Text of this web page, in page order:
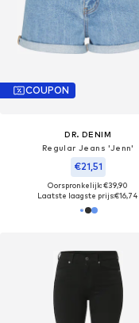
COUPON
DR. DENIM
Regular Jeans 'Jenn'
€21,51
Oorspronkelijk: €39,90
Laatste laagste prijs:€16,74